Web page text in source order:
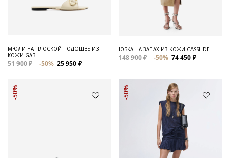
МЮЛИ НА ПЛОСКОЙ ПОДОШВЕ ИЗ
КОЖИ GAB
51 900 ₽ -50% 25 950 ₽
ЮБКА НА ЗАПАХ ИЗ КОЖИ CASSILDE
148 900 ₽ -50% 74 450 ₽
-50% -50%